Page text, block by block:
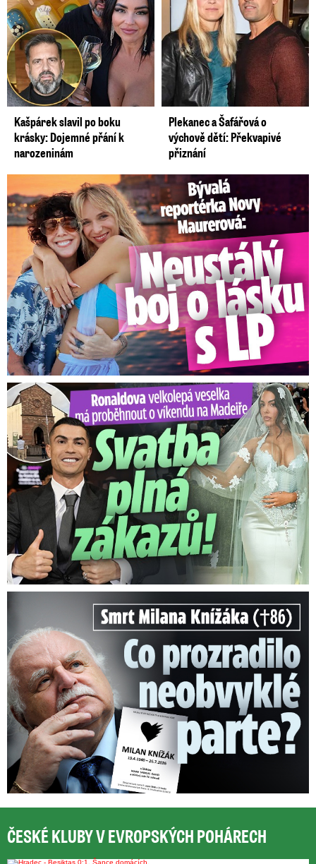
Kašpárek slavil po boku
krásky: Dojemné přání k
narozeninám
Plekanec a Šafářová o
výchově dětí: Překvapivé
přiznání
Bývalá reportérka Novy Maurerová: Neustálý boj o lásku s ...
Ronaldova velkolepá veselka na Madeiře: Svatba plná zákazů!
Smrt Milana Knížáka (†86): Co prozradilo neobvyklé parte?
ČESKÉ KLUBY V EVROPSKÝCH POHÁRECH